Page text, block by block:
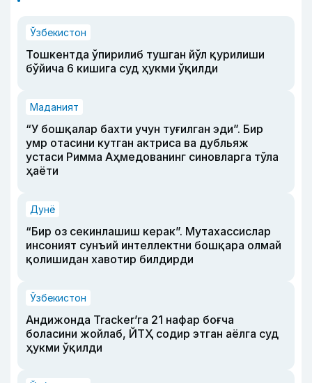
Ўзбекистон
Тошкентда ўпирилиб тушган йўл қурилиши
бўйича 6 кишига суд ҳукми ўқилди
Маданият
“У бошқалар бахти учун туғилган эди”. Бир
умр отасини кутган актриса ва дубльяж
устаси Римма Аҳмедованинг синовларга тўла
ҳаёти
Дунё
“Бир оз секинлашиш керак”. Мутахассислар
инсоният сунъий интеллектни бошқара олмай
қолишидан хавотир билдирди
Ўзбекистон
Андижонда Tracker’га 21 нафар боғча
боласини жойлаб, ЙТҲ содир этган аёлга суд
ҳукми ўқилди